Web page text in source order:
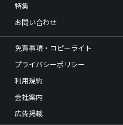
特集
お問い合わせ
免責事項・コピーライト
プライバシーポリシー
利用規約
会社案内
広告掲載